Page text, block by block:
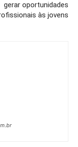
gerar oportunidades
às jovens